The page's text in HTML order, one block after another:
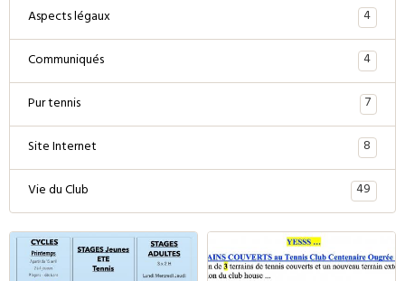
Aspects légaux
4
Communiqués
4
Pur tennis
7
Site Internet
8
Vie du Club
49